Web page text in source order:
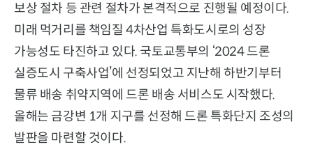
보상 절차 등 관련 절차가 본격적으로 진행될 예정이다.
미래 먹거리를 책임질 4차산업 특화도시로의 성장
가능성도 타진하고 있다. 국토교통부의 ‘2024 드론
실증도시 구축사업’에 선정되었고 지난해 하반기부터
물류 배송 취약지역에 드론 배송 서비스도 시작했다.
올해는 금강변 1개 지구를 선정해 드론 특화단지 조성의
발판을 마련할 것이다.